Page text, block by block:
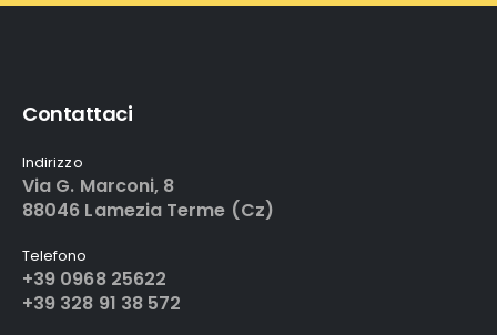
Contattaci
Indirizzo
Via G. Marconi, 8
88046 Lamezia Terme (Cz)
Telefono
+39 0968 25622
+39 328 91 38 572